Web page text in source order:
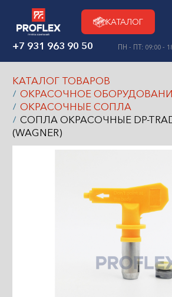
КАТАЛОГ
+7 931 963 90 50 ПН - ПТ: 09:00 -
КАТАЛОГ ТОВАРОВ
ОКРАСОЧНОЕ
ОКРАСОЧНЫЕ СОПЛА
СОПЛА ОКРАСОЧНЫЕ DP-
(WAGNER)